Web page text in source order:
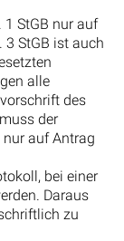
1 StGB nur auf
StGB ist auch
alle
des
der
auf Antrag
bei einer
Daraus
zu